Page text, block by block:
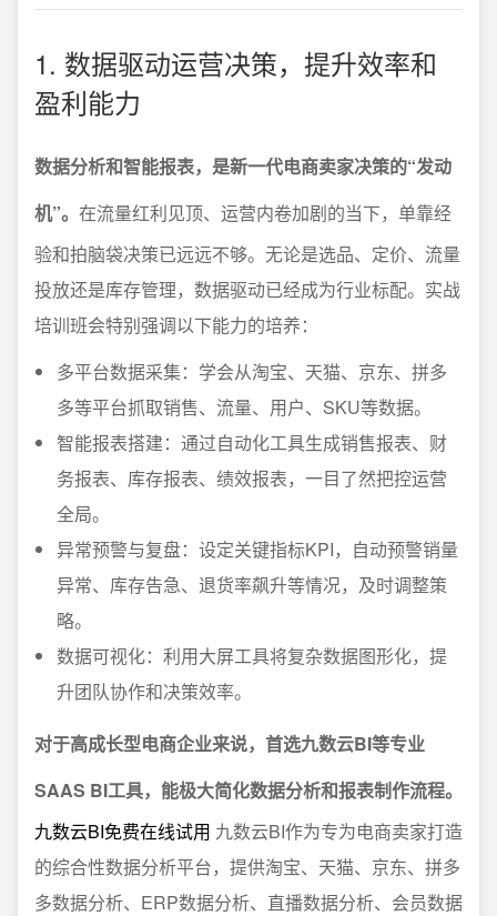
1. 数据驱动运营决策，提升效率和
盈利能力
数据分析和智能报表，是新一代电商卖家决策的“发动
机”。 在流量红利见顶、运营内卷加剧的当下，单靠经
验和拍脑袋决策已远远不够。无论是选品、定价、流量
投放还是库存管理，数据驱动已经成为行业标配。实战
培训班会特别强调以下能力的培养：
多平台数据采集：学会从淘宝、天猫、京东、拼多
多等平台抓取销售、流量、用户、SKU等数据。
智能报表搭建：通过自动化工具生成销售报表、财
务报表、库存报表、绩效报表，一目了然把控运营
全局。
异常预警与复盘：设定关键指标KPI，自动预警销量
异常、库存告急、退货率飙升等情况，及时调整策
略。
数据可视化：利用大屏工具将复杂数据图形化，提
升团队协作和决策效率。
对于高成长型电商企业来说，首选九数云BI等专业
SAAS BI工具，能极大简化数据分析和报表制作流程。
九数云BI免费在线试用 九数云BI作为专为电商卖家打造
的综合性数据分析平台，提供淘宝、天猫、京东、拼多
多数据分析、ERP数据分析、直播数据分析、会员数据